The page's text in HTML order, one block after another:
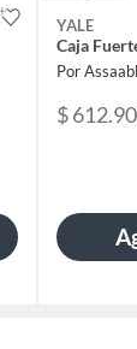
YALE
Caja
Por
$